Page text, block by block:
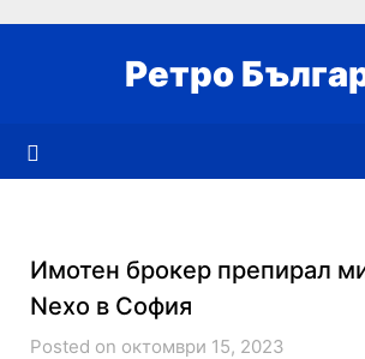
Ретро
Имотен брокер препирал
Nexo в София
Posted on октомври 15, 2023